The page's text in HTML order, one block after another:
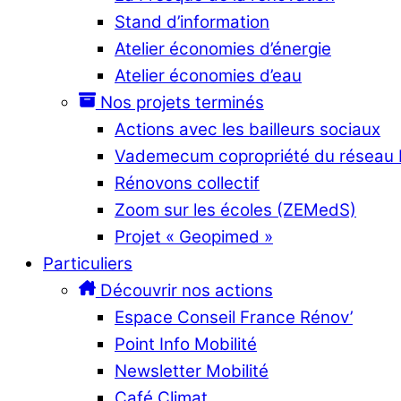
Stand d’information
Atelier économies d’énergie
Atelier économies d’eau
Nos projets terminés
Actions avec les bailleurs sociaux
Vademecum copropriété du réseau
Rénovons collectif
Zoom sur les écoles (ZEMedS)
Projet « Geopimed »
Particuliers
Découvrir nos actions
Espace Conseil France Rénov’
Point Info Mobilité
Newsletter Mobilité